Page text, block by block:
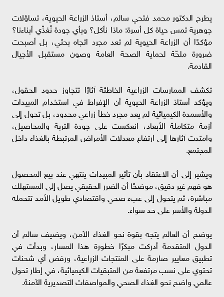
يطرح الدكتور محمد فتحي سالم، أستاذ الزراعة الحيوية، تساؤلات
جوهرية تمس حياة كل أسرة: ماذا نأكل؟ وبأي جودة نُغذّي أبناءنا؟
مؤكدًا أن الزراعة الحيوية لم تعد مجرد اتجاه بحثي، بل أصبحت
ضرورة ملحّة لحماية الصحة العامة وصون مستقبل الأجيال
القادمة.
تكشف الممارسات الزراعية الخاطئة آثارًا تتجاوز حدود الحقول،
ويؤكد أستاذ الزراعة الحيوية أن الإفراط في استخدام المبيدات
والأسمدة الكيميائية لم يعد مجرد خطأ زراعي محدود، بل تحول إلى
أزمة متكاملة الأبعاد، انعكست على جودة التربة والمحاصيل،
وامتدت آثارها إلى ارتفاع معدلات الأمراض المرتبطة بالغذاء داخل
المجتمع.
ويشير إلى أن الاعتقاد بأن تأثير المبيدات ينتهي عند بيع المحصول
هو فهم غير دقيق، موضحًا أن الضرر الحقيقي يصل إلى المستهلك
مباشرة، ثم يتحول إلى عبء صحي واقتصادي طويل الأمد تتحمله
الدولة والأسر على حد سواء.
يوضح أن العالم يتجه بقوة نحو الغذاء الآمن، ويضيف سالم أن
الدول المتقدمة أدركت مبكرًا خطورة هذا المسار، وبدأت في
تطبيق معايير صارمة على المنتجات الزراعية، ورفض أي شحنات
تحتوي على نسب مرتفعة من المتبقيات الكيميائية، في إطار تحول
عالمي واضح نحو الغذاء الصحي والمواصفات التصديرية الآمنة.